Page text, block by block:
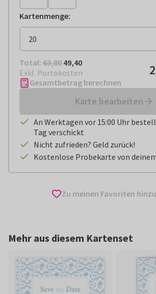
Kartenmenge:
Total: € 49,40
Total: 63,80 49,40
Exkl. Portokosten
€
Gesamtbetrag berechnen
Karte bearbeiten
An Werktagen vor 15:00 Uhr
Tag verschickt
Nicht zufrieden? Geld zurück!
Kostenlose Probekarte von
Zu meinen Favoriten
Mehr aus diesem Kartenset